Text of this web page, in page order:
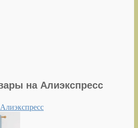
на Алиэкспресс